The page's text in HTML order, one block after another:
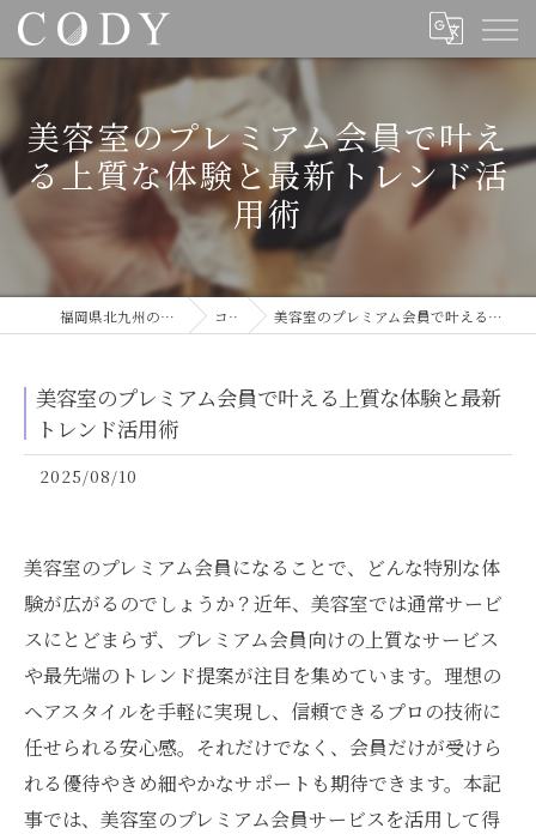
美容室のプレミアム会員で叶え
る上質な体験と最新トレンド活
用術
福岡県北九州の美容室ならCODY コラム 美容室のプレミアム会員で叶える上質な体験と最新トレンド活用術
美容室のプレミアム会員で叶える上質な体験と最新
トレンド活用術
2025/08/10
美容室のプレミアム会員になることで、どんな特別な体
験が広がるのでしょうか？近年、美容室では通常サービ
スにとどまらず、プレミアム会員向けの上質なサービス
や最先端のトレンド提案が注目を集めています。理想の
ヘアスタイルを手軽に実現し、信頼できるプロの技術に
任せられる安心感。それだけでなく、会員だけが受けら
れる優待やきめ細やかなサポートも期待できます。本記
事では、美容室のプレミアム会員サービスを活用して得